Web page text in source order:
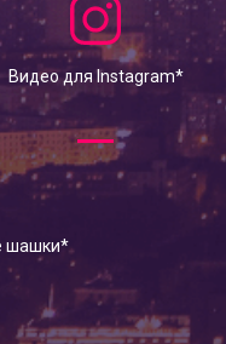
Видео для Instagram*
шашки*